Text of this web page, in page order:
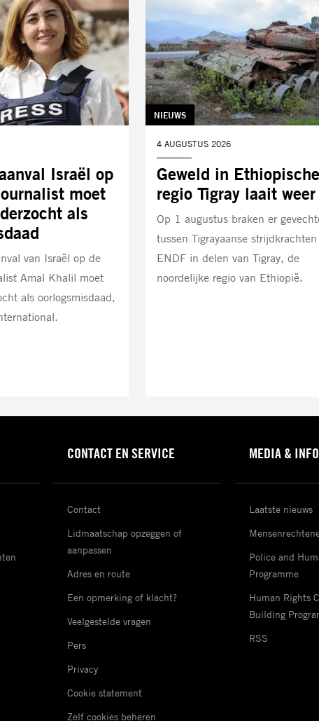
Israël op
moet
als
van Israël op de
Amal Khalil moet
als oorlogsmisdaad,
Geweld in Ethiopische
regio Tigray laait
TAG:
NIEUWS
DATUM:
4 AUGUSTUS 2026
Op 1 augustus braken er
tussen Tigrayaanse
ENDF in delen van Tigray, de
noordelijke regio van Ethiopië.
CONTACT EN SERVICE
Contact
Lidmaatschap opzeggen of
aanpassen
Adres en route
Een opmerking of klacht?
Veelgestelde vragen
Pers
Privacy
Cookie statement
Zelf cookies beheren
MEDIA &
Laatste nieuws
Police and
Programme
Human Rights
Building
RSS